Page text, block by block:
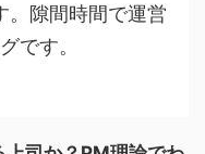
。隙間時間で運営
です。